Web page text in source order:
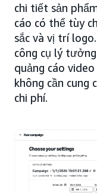
chi tiết sản
cáo có thể tùy
sắc và vị trí
công cụ lý
quảng cáo
không cần cung
chi phí.